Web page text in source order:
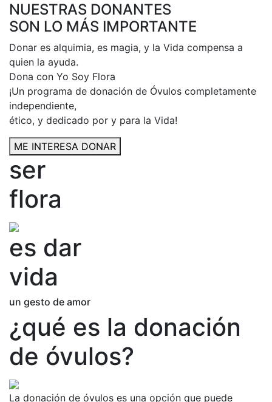
NUESTRAS DONANTES
SON LO MÁS IMPORTANTE
Donar es alquimia, es magia, y la Vida compensa a
quien la ayuda.
Dona con Yo Soy Flora
¡Un programa de donación de Óvulos completamente
independiente,
ético, y dedicado por y para la Vida!
ME INTERESA DONAR
ser
flora
es dar
vida
un gesto de amor
¿qué es la donación
de óvulos?
La donación de óvulos es una opción que puede